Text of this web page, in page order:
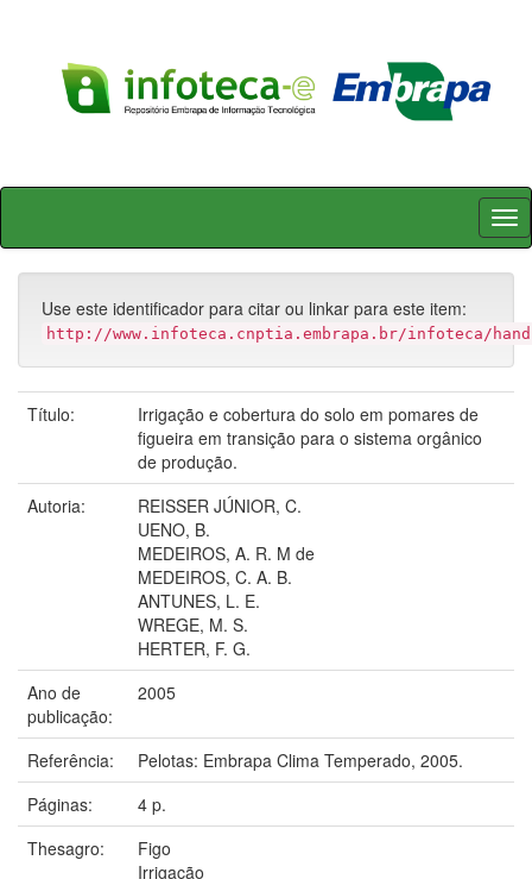
Skip
Use este identificador para citar ou linkar para este item:
http://www.infoteca.cnptia.embrapa.br/infoteca/
Título:
Irrigação e cobertura do solo em pomares de
figueira em transição para o sistema orgânico
de produção.
Autoria:
REISSER JÚNIOR, C.
UENO, B.
MEDEIROS, A. R. M de
MEDEIROS, C. A. B.
ANTUNES, L. E.
WREGE, M. S.
HERTER, F. G.
Ano de
publicação:
2005
Referência:
Pelotas: Embrapa Clima Temperado, 2005.
Páginas:
4 p.
Thesagro:
Figo
Irrigação